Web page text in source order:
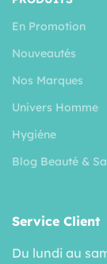
En Promotion
Nouveautés
Nos Marques
Univers Homme
Hygiéne
Blog Beauté &
Service Client
Du lundi au